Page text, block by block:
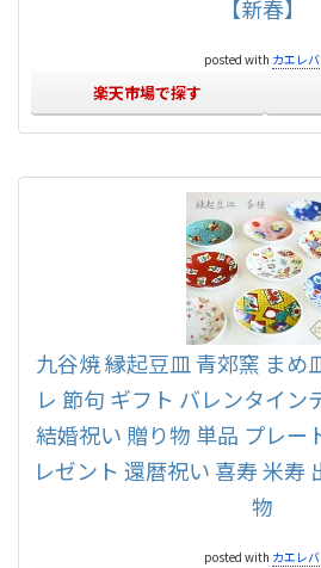
【新春】
posted with カエレバ
楽天市場で探す
九谷焼 縁起豆皿 青郊窯 まめ
レ 節句 ギフト バレンタイン
結婚祝い 贈り物 単品 プレー
レゼント 還暦祝い 喜寿 米寿
物
posted with カエレバ